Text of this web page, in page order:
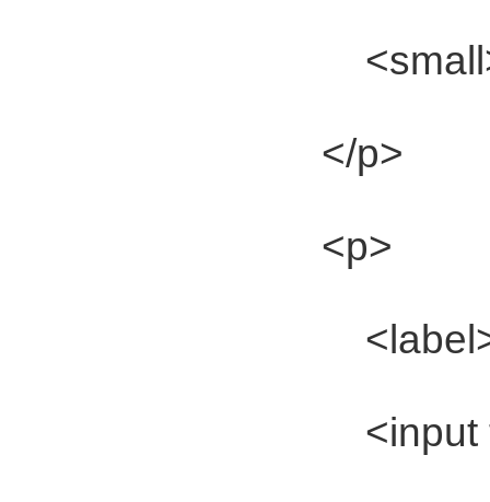
<small>*</
</p>
<p>
<label>关键
<input